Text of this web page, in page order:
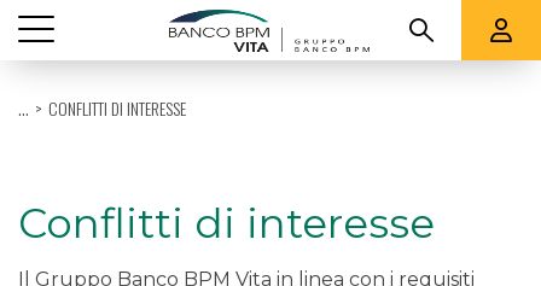
... CONFLITTI DI INTERESSE
Conflitti di interesse
Il Gruppo Banco BPM Vita in linea con i requisiti